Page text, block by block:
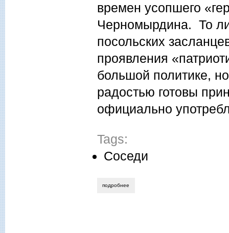
времен усопшего
Черномырдина. То ли
посольских
проявления
большой политике,
радостью готовы
официально
Tags:
Соседи
подробнее